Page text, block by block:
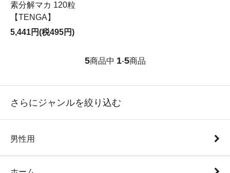
素分解マカ 120粒
【TENGA】
5,441円(税495円)
5商品中 1-5商品
さらにジャンルを絞り込む
男性用